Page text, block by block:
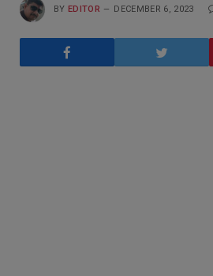
BY EDITOR DECEMBER 6, 2023